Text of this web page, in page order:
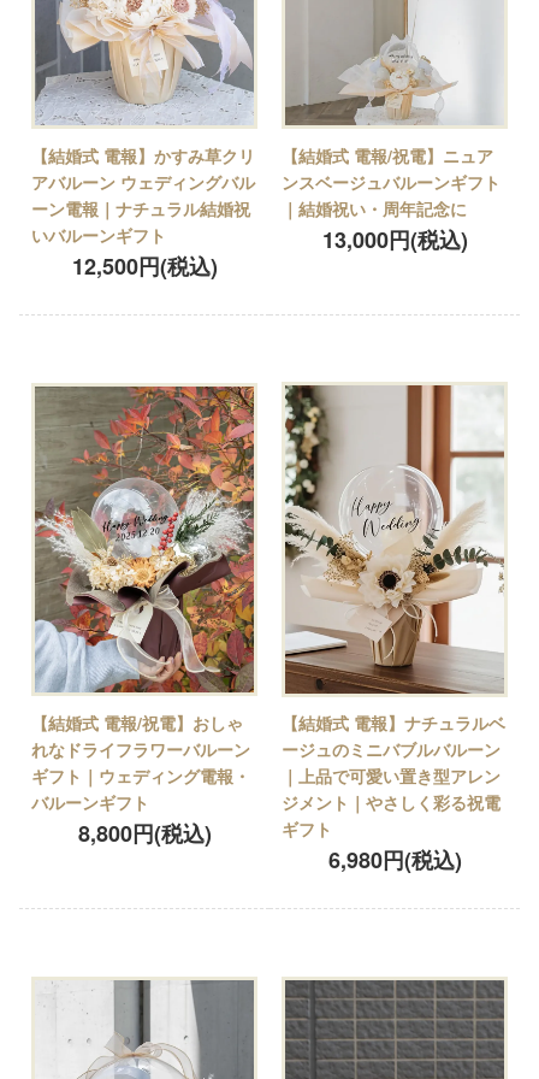
【結婚式 電報】かすみ草クリ
アバルーン ウェディングバル
ーン電報｜ナチュラル結婚祝
いバルーンギフト
12,500円(税込)
【結婚式 電報/祝電】ニュア
ンスベージュバルーンギフト
｜結婚祝い・周年記念に
13,000円(税込)
【結婚式 電報/祝電】おしゃ
れなドライフラワーバルーン
ギフト｜ウェディング電報・
バルーンギフト
8,800円(税込)
【結婚式 電報】ナチュラルベ
ージュのミニバブルバルーン
｜上品で可愛い置き型アレン
ジメント｜やさしく彩る祝電
ギフト
6,980円(税込)